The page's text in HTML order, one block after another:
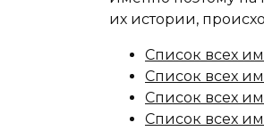
их истории,
Список всех
Список всех
Список всех
Список всех